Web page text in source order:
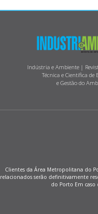
Indústria e Ambiente |
Técnica e Científica de
e Gestão do
Clientes da Área Metropolitana do
relacionados serão definitivamente
do Porto Em